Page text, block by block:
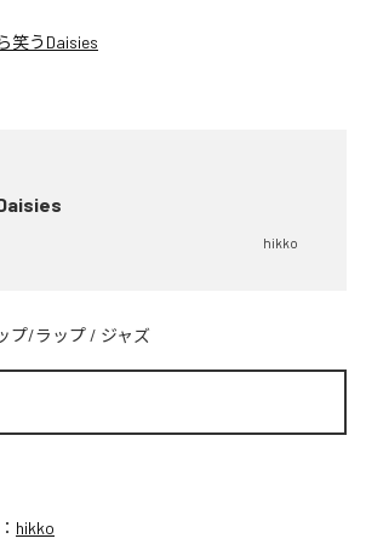
笑うDaisies
hikko
プ/ラップ / ジャズ
hikko